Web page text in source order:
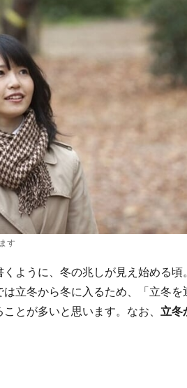
す
ように、冬の兆しが見え始める頃
立冬から冬に入るため、「立冬を
とが多いと思います。なお、 立冬